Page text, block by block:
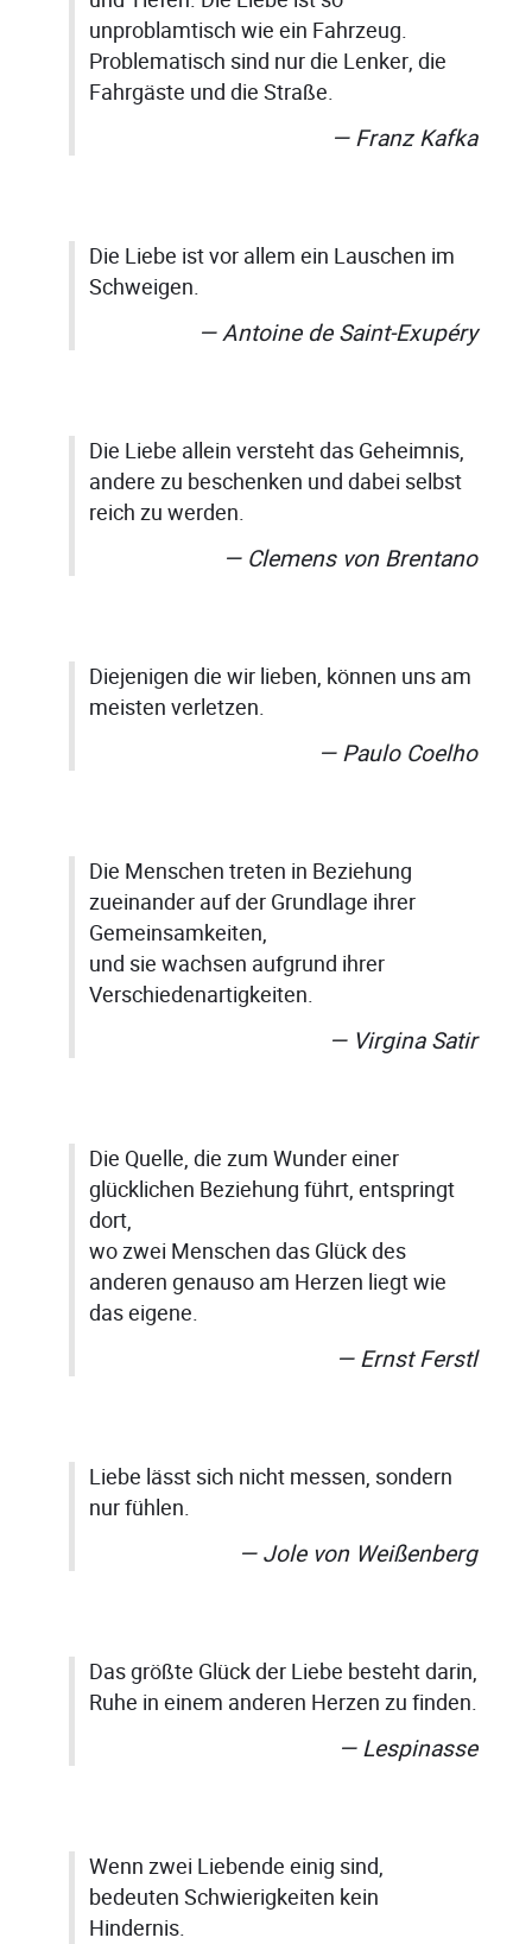
unproblamtisch wie ein Fahrzeug.
Problematisch sind nur die Lenker, die
Fahrgäste und die Straße.
Franz Kafka
Die Liebe ist vor allem ein Lauschen im
Schweigen.
Antoine de Saint-Exupéry
Die Liebe allein versteht das Geheimnis,
andere zu beschenken und dabei selbst
reich zu werden.
Clemens von Brentano
Diejenigen die wir lieben, können uns am
meisten verletzen.
Paulo Coelho
Die Menschen treten in Beziehung
zueinander auf der Grundlage ihrer
Gemeinsamkeiten,
und sie wachsen aufgrund ihrer
Verschiedenartigkeiten.
Virgina Satir
Die Quelle, die zum Wunder einer
glücklichen Beziehung führt, entspringt
dort,
wo zwei Menschen das Glück des
anderen genauso am Herzen liegt wie
das eigene.
Ernst Ferstl
Liebe lässt sich nicht messen, sondern
nur fühlen.
Jole von Weißenberg
Das größte Glück der Liebe besteht darin,
Ruhe in einem anderen Herzen zu finden.
Lespinasse
Wenn zwei Liebende einig sind,
bedeuten Schwierigkeiten kein
Hindernis.